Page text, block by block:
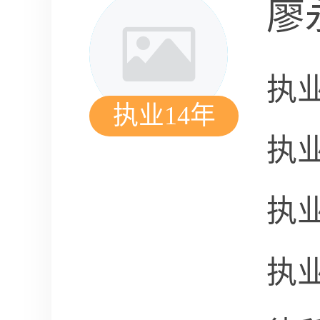
执业14年
廖
执
执
执
执